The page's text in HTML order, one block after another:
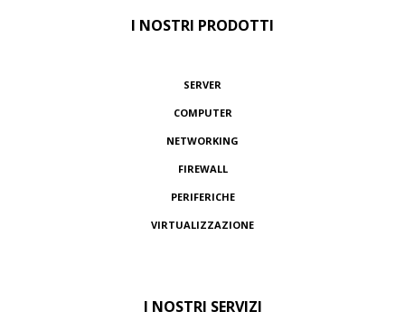
I NOSTRI PRODOTTI
SERVER
COMPUTER
NETWORKING
FIREWALL
PERIFERICHE
VIRTUALIZZAZIONE
I NOSTRI SERVIZI